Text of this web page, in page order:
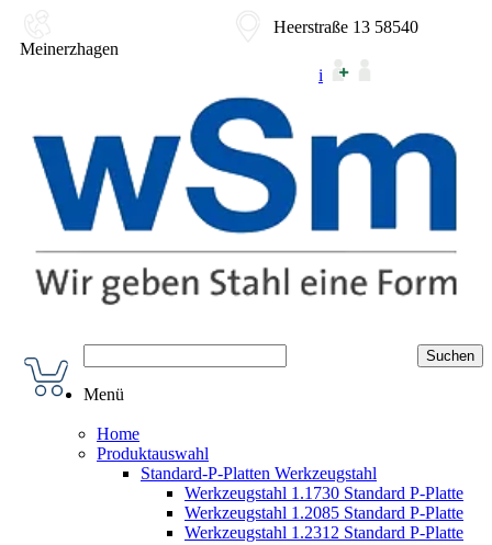
Heerstraße 13 58540
Meinerzhagen
i
Menü
Home
Produktauswahl
Standard-P-Platten Werkzeugstahl
Werkzeugstahl 1.1730 Standard P-Platte
Werkzeugstahl 1.2085 Standard P-Platte
Werkzeugstahl 1.2312 Standard P-Platte